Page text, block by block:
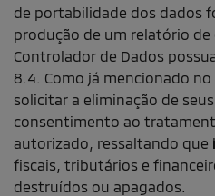
de portabilidade dos dados
produção de um relatório de
Controlador de Dados
8.4. Como já mencionado
solicitar a eliminação de
consentimento ao
autorizado, ressaltando que
fiscais, tributários e
destruídos ou apagados.